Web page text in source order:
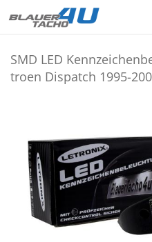
SMD LED
tro­en Dispatch 1995-​